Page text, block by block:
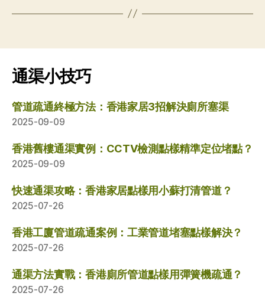
通渠小技巧
管道疏通終極方法：香港家居3招解決廁所塞渠
2025-09-09
香港舊樓通渠實例：CCTV檢測點樣精準定位堵點？
2025-09-09
快速通渠攻略：香港家居點樣用小蘇打清管道？
2025-07-26
香港工廈管道疏通案例：工業管道堵塞點樣解決？
2025-07-26
通渠方法實戰：香港廁所管道點樣用彈簧機疏通？
2025-07-26